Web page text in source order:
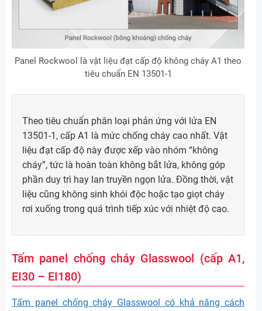
Panel Rockwool là vật liệu đạt cấp độ không cháy A1 theo
tiêu chuẩn EN 13501-1
Theo tiêu chuẩn phân loại phản ứng với lửa EN
13501-1, cấp A1 là mức chống cháy cao nhất. Vật
liệu đạt cấp độ này được xếp vào nhóm “không
cháy”, tức là hoàn toàn không bắt lửa, không góp
phần duy trì hay lan truyền ngọn lửa. Đồng thời, vật
liệu cũng không sinh khói độc hoặc tạo giọt cháy
rơi xuống trong quá trình tiếp xúc với nhiệt độ cao.
Tấm panel chống cháy Glasswool (cấp A1,
EI30 – EI180)
Tấm panel chống cháy Glasswool có khả năng cách